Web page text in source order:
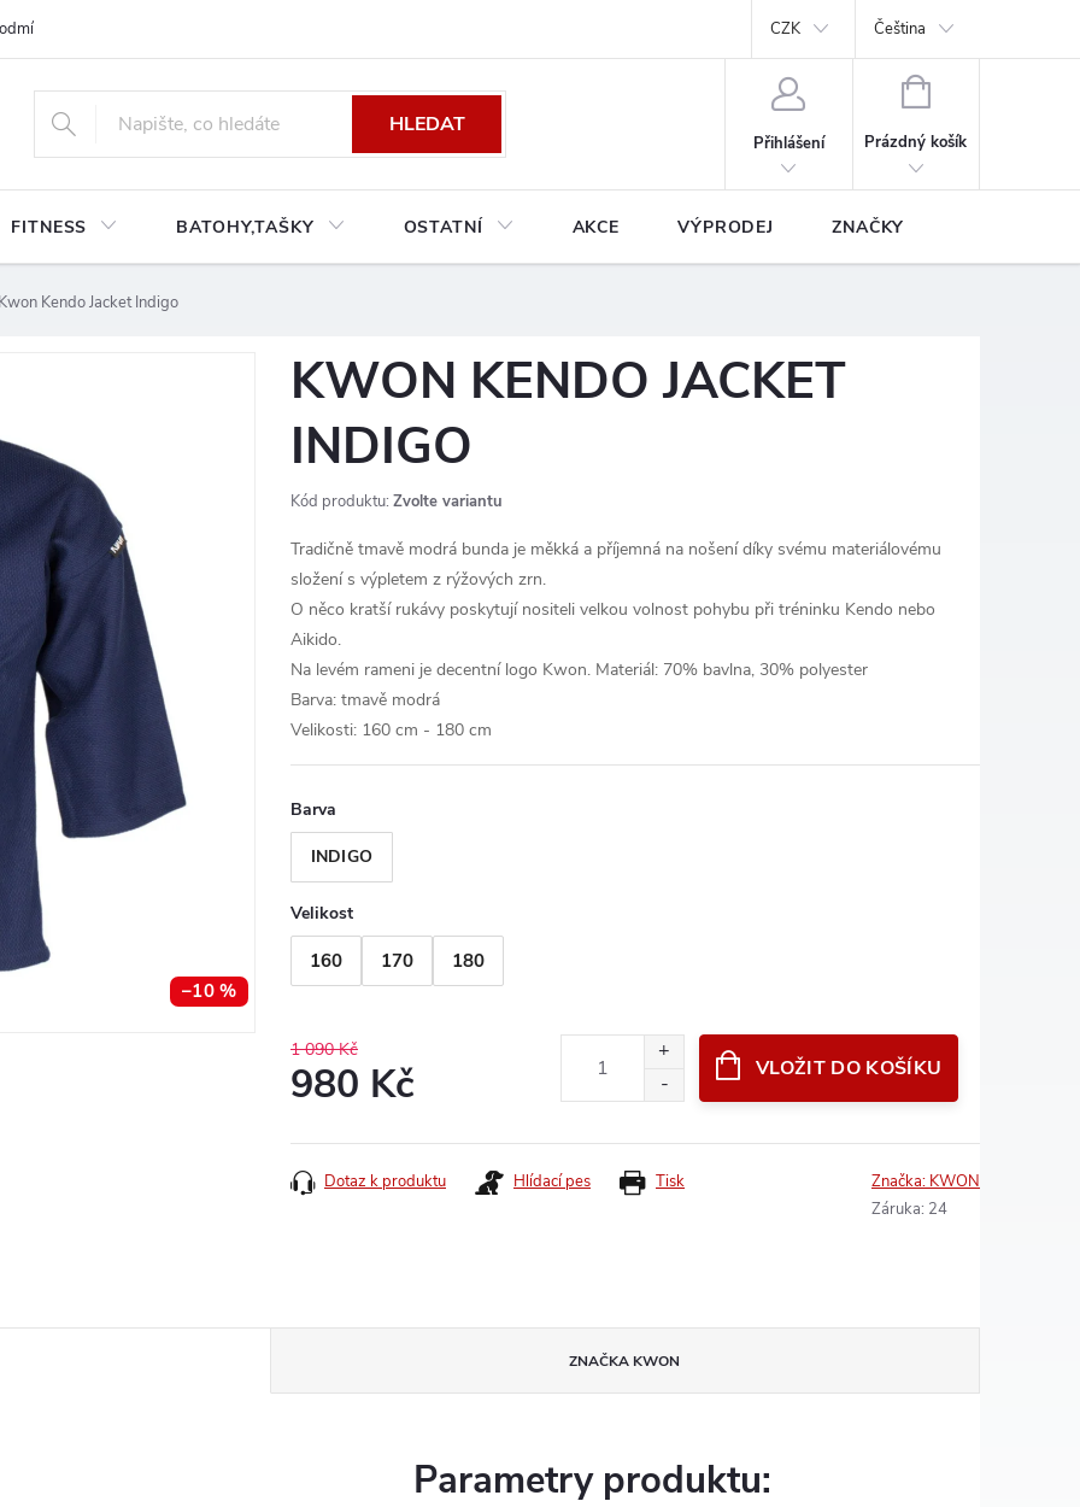
platné pro Českou a Slovenskou republiku Podmínky ochrany osobních údajů Prodávané značky
CZK Čeština
HLEDAT
Přihlášení
NÁKUPNÍ
Prázdný košík
FITNESS BATOHY,TAŠKY OSTATNÍ AKCE VÝPRODEJ ZNAČKY
Kendo Jacket Indigo
–10 %
KWON KENDO JACKET
INDIGO
Kód produktu: Zvolte variantu
Tradičně tmavě modrá bunda je měkká a příjemná na nošení díky svému materiálovému
složení s výpletem z rýžových zrn.
O něco kratší rukávy poskytují nositeli velkou volnost pohybu při tréninku Kendo nebo
Aikido.
Na levém rameni je decentní logo Kwon. Materiál: 70% bavlna, 30% polyester
Barva: tmavě modrá
Velikosti: 160 cm - 180 cm
Barva
INDIGO
Velikost
160 170 180
1 090 Kč
980 Kč
cena:
VLOŽIT DO KOŠÍKU
Tisk
Dotaz k produktu Hlídací pes Značka: KWON
Záruka: 24
ZNAČKA KWON
Parametry produktu: